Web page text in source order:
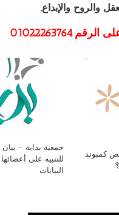
والروح والإبداع.
كمبوند
جمعية بداية –
للتنبيه على
البيانات